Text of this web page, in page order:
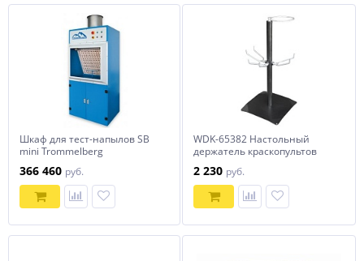
Шкаф для тест-напылов SB
mini Trommelberg
366 460 руб.
WDK-65382 Настольный
держатель краскопультов
2 230 руб.